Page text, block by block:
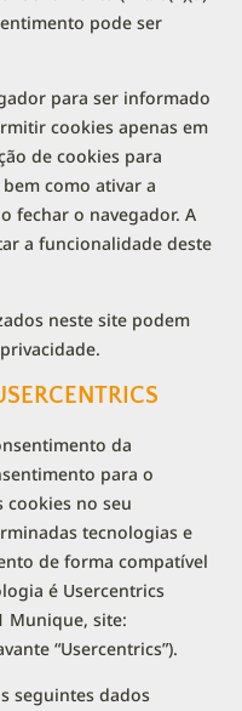
pode ser
para ser informado
cookies apenas em
de cookies para
como ativar a
fechar o navegador. A
a funcionalidade deste
neste site podem
da
para o
cookies no seu
tecnologias e
de forma compatível
é Usercentrics
Munique, site:
“Usercentrics”).
seguintes dados